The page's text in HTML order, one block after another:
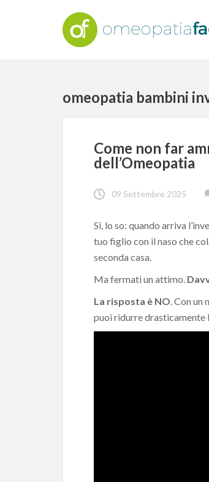
omeopatia bambini
Come non far
dell’Omeopatia
09 Settembre 2025
Si, lo so: quando arriva
tuo figlio con il naso che
seconda casa.
Ma fermati un attimo.
La risposta è NO. Con un
puoi ridurre drasticamente